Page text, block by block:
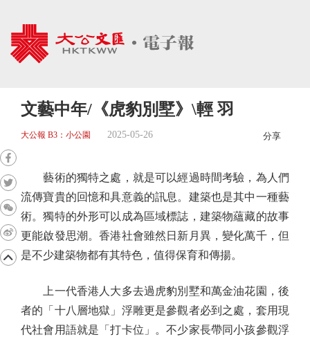
文藝中年/《虎豹別墅》\輕 羽
大公報 B3：小公園 2025-05-26 分享
藝術的獨特之處，就是可以經過時間考驗，為人們
流傳寶貴的回憶和具意義的訊息。建築也是其中一種藝
術。獨特的外形可以成為區域標誌，建築物蘊藏的故事
更能啟發思潮。香港社會雖然日新月異，變化萬千，但
是不少建築物都有其特色，值得保育和傳揚。
上一代香港人大多去過虎豹別墅和萬金油花園，後
者的「十八層地獄」浮雕更是參觀者必到之處，套用現
代社會用語就是「打卡位」。不少家長帶同小孩參觀浮